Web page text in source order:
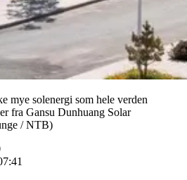
mye solenergi som hele verden
fra Gansu Dunhuang Solar
/ NTB)